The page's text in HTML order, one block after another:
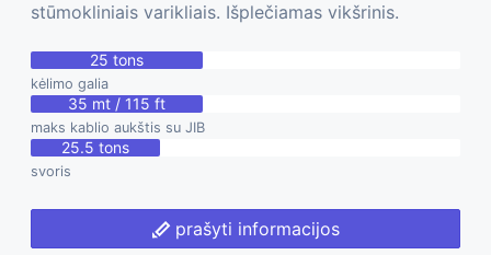
stūmokliniais varikliais. Išplečiamas vikšrinis.
25 tons
kėlimo galia
35 mt / 115 ft
maks kablio aukštis su JIB
25.5 tons
svoris
prašyti informacijos